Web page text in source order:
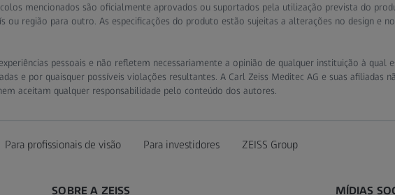
mencionados são oficialmente aprovados ou suportados pela utilização prevista do
ou região para outro. As especificações do produto estão sujeitas a alterações no design e
pessoais e não refletem necessariamente a opinião de qualquer instituição à qual
e por quaisquer possíveis violações resultantes. A Carl Zeiss Meditec AG e suas afiliadas
aceitam qualquer responsabilidade pelo conteúdo dos autores.
Para profissionais de visão Para investidores ZEISS Group
SOBRE A ZEISS MÍDIAS